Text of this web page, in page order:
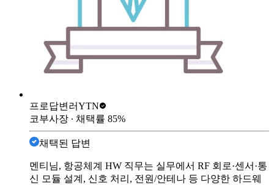
프로답변러YTN
코부사장 ∙ 채택률 85%
채택된 답변
멘티님, 항공체계 HW 직무는 실무에서 RF 회로·센서·통
신 모듈 설계, 신호 처리, 전원/안테나 등 다양한 하드웨